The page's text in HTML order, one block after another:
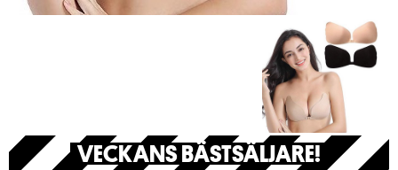
VECKANS BÄSTSÄLJARE!